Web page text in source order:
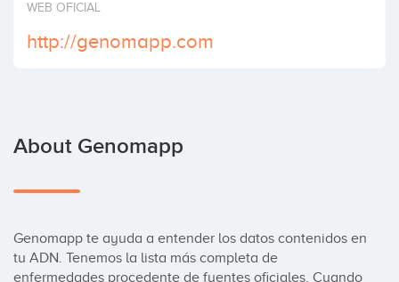
WEB OFICIAL
http://genomapp.com
About Genomapp
Genomapp te ayuda a entender los datos contenidos en
tu ADN. Tenemos la lista más completa de
enfermedades procedente de fuentes oficiales. Cuando